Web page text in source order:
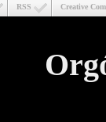
Creative
RSS